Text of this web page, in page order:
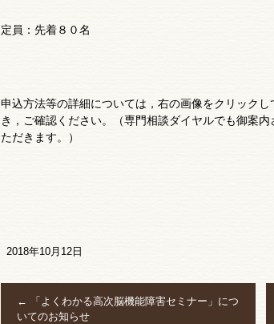
定員：先着８０名
申込方法等の詳細については，右の画像をクリックし
き，ご確認ください。（専門相談ダイヤルでも御案内
ただきます。）
2018年10月12日
← 「よくわかる高次脳機能障害セミナー」につ
いてのお知らせ